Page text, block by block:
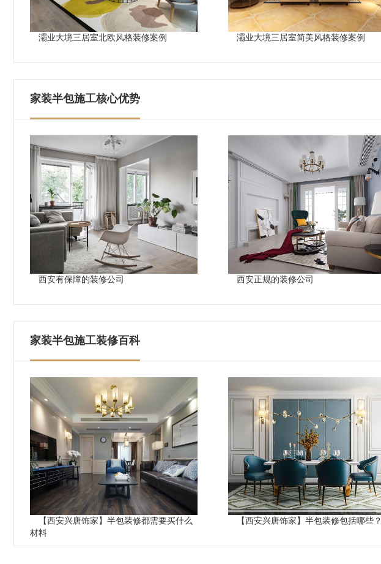
灞业大境三居室北欧风格装修案例 灞业大境三居室简美风格装修案例
家装半包施工核心优势
西安有保障的装修公司 西安正规的装修公司
家装半包施工装修百科
【西安兴唐饰家】半包装修都需要买什么
材料
【西安兴唐饰家】半包装修包括哪些？